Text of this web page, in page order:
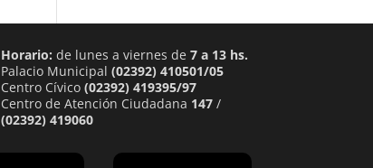
Horario: de lunes a viernes de 7 a 13 hs.
Palacio Municipal (02392) 410501/05
Centro Cívico (02392) 419395/97
Centro de Atención Ciudadana 147/
(02392) 419060